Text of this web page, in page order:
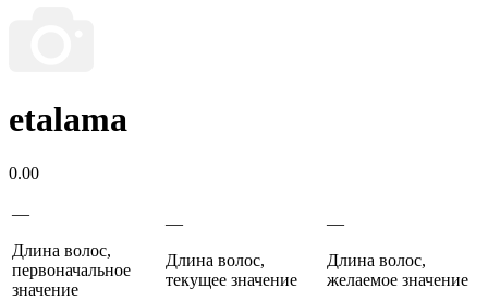
etalama
0.00
—
Длина волос,
первоначальное
значение
—
Длина волос,
текущее значение
—
Длина волос,
желаемое значение